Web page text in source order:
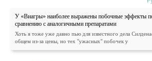
У «Виагры» наиболее выражены побочные эффекты
сравнению с аналогичными препаратами
Хоть я тоже уже давно пью для известного дела
общем из-за цены, но тех "ужасных" побочек у